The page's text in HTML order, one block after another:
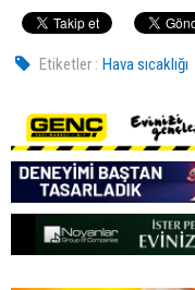
Etiketler : Hava sıcaklığı